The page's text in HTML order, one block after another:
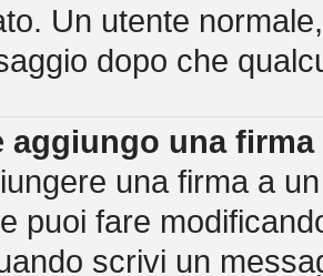
Un utente
dopo che
aggiungo una
una firma a
puoi fare
scrivi un